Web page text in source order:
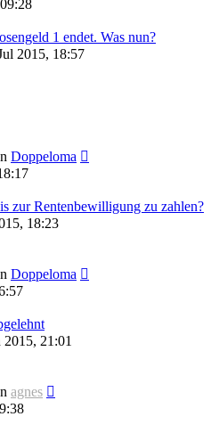
1 endet. Was nun?
2015, 18:57
Doppeloma
zur Rentenbewilligung zu zahlen?
18:23
Doppeloma
2015, 21:01
agnes